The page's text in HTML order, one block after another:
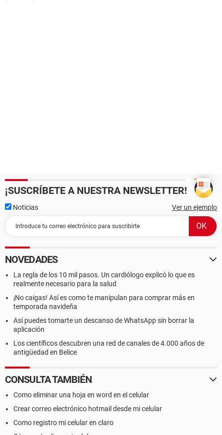
¡SUSCRÍBETE A NUESTRA NEWSLETTER!
Noticias Ver un ejemplo
NOVEDADES
La regla de los 10 mil pasos. Un cardiólogo explicó lo que es
realmente necesario para la salud
¡No caigas! Así es como te manipulan para comprar más en
temporada navideña
Así puedes tomarte un descanso de WhatsApp sin borrar la
aplicación
Los científicos descubren una red de canales de 4.000 años de
antigüedad en Belice
CONSULTA TAMBIÉN
Como eliminar una hoja en word en el celular
Crear correo electrónico hotmail desde mi celular
Como registro mi celular en claro